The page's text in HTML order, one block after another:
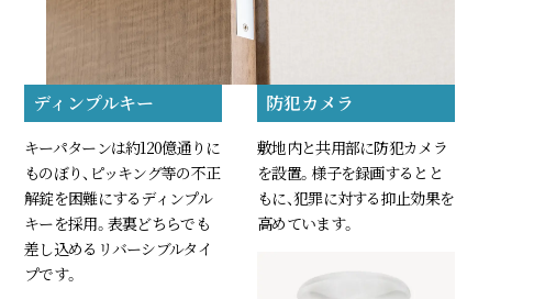
ディンプルキー
キーパターンは約120億通りに
ものぼり、ピッキング等の不正
解錠を困難にするディンプル
キーを採用。表裏どちらでも
差し込めるリバーシブルタイ
プです。
防犯カメラ
敷地内と共用部に防犯カメラ
を設置。様子を録画するとと
もに、犯罪に対する抑止効果を
高めています。